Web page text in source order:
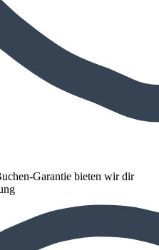
Garantie bieten wir dir